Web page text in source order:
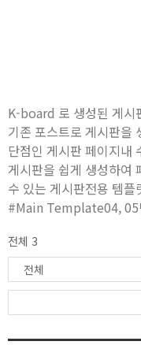
K-board 로 생성된 게시
기존 포스트로 게시판을
단점인 게시판 페이지내
게시판을 쉽게 생성하여
수 있는 게시판전용 템플
#Main Template04, 05
전체 3